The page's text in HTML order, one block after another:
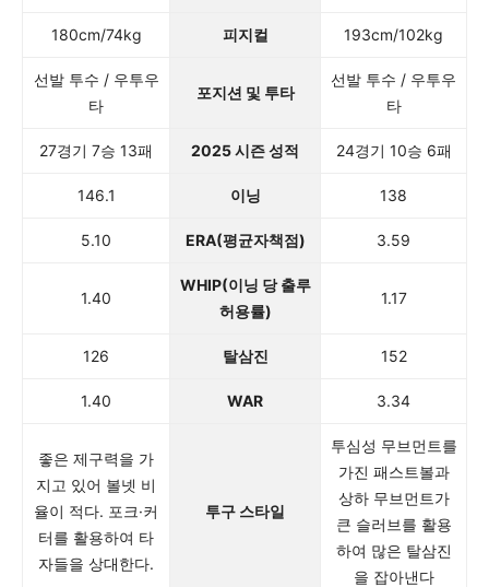
180cm/74kg 피지컬 193cm/102kg
선발 투수 / 우투우
타
포지션 및 투타
선발 투수 / 우투우
타
27경기 7승 13패 2025 시즌 성적 24경기 10승 6패
146.1 이닝 138
5.10 ERA(평균자책점) 3.59
1.40
WHIP(이닝 당 출루
허용률)
1.17
126 탈삼진 152
1.40 WAR 3.34
좋은 제구력을 가
지고 있어 볼넷 비
율이 적다. 포크·커
터를 활용하여 타
자들을 상대한다.
투구 스타일
투심성 무브먼트를
가진 패스트볼과
상하 무브먼트가
큰 슬러브를 활용
하여 많은 탈삼진
을 잡아낸다